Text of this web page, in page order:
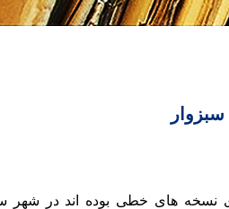
نسخه های خطی بوده اند در شهر